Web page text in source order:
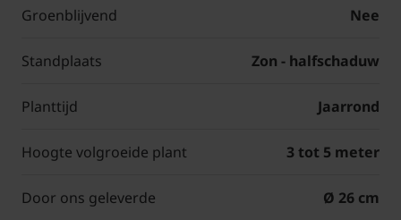
Groenblijvend Nee
Standplaats Zon - halfschaduw
Planttijd Jaarrond
Hoogte volgroeide plant 3 tot 5 meter
Door ons geleverde Ø 26 cm